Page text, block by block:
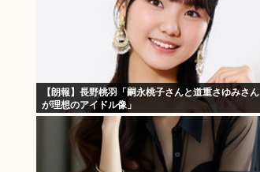
【朗報】長野桃羽「嗣永桃子さんと道重さゆみさん
が理想のアイドル像」